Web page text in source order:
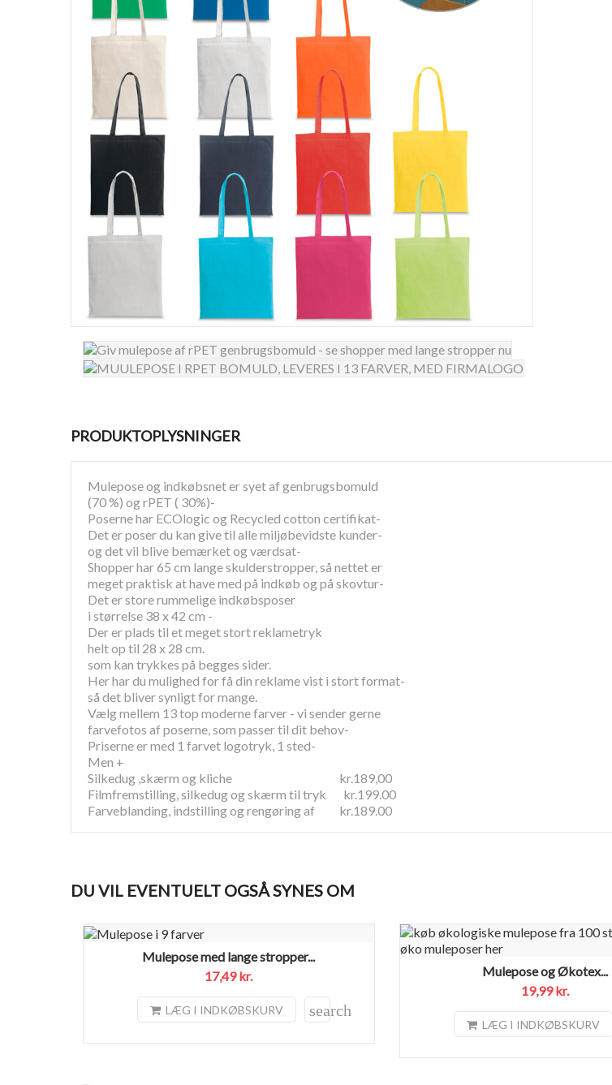
PRODUKTOPLYSNINGER
Mulepose og indkøbsnet er syet af genbrugsbomuld
(70 %) og rPET ( 30%)-
Poserne har ECOlogic og Recycled cotton certifikat-
Det er poser du kan give til alle miljøbevidste kunder-
og det vil blive bemærket og værdsat-
Shopper har 65 cm lange skulderstropper, så nettet er
meget praktisk at have med på indkøb og på skovtur-
Det er store rummelige indkøbsposer
i størrelse 38 x 42 cm -
Der er plads til et meget stort reklametryk
helt op til 28 x 28 cm.
som kan trykkes på begges sider.
Her har du mulighed for få din reklame vist i stort format-
så det bliver synligt for mange.
Vælg mellem 13 top moderne farver - vi sender gerne
farvefotos af poserne, som passer til dit behov-
Priserne er med 1 farvet logotryk, 1 sted-
Men +
Silkedug ,skærm og kliche kr.189,00
Filmfremstilling, silkedug og skærm til tryk kr.199.00
Farveblanding, indstilling og rengøring af kr.189.00
DU VIL EVENTUELT OGSÅ SYNES OM
Mulepose med lange stropper...
17,49 kr.
LÆG I INDKØBSKURV search
Mulepose og Økotex...
19,99 kr.
LÆG I INDKØBSKURV